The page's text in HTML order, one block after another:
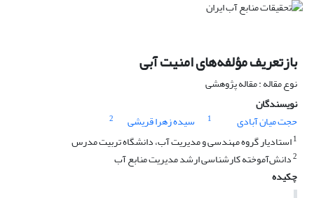
بازتعریف مؤلفه‌های امنیت آبی
نوع مقاله : مقاله پژوهشی
نویسندگان
حجت میان آبادی
1 سیده زهرا قریشی
2
1استادیار گروه مهندسی و مدیریت آب، دانشگاه تربیت مدرس
2دانش‌آموخته کارشناسی ارشد مدیریت منابع آب
چکیده